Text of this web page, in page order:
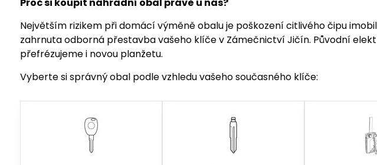
Největším rizikem při domácí výměně obalu je poškození citlivého čipu
zahrnuta odborná přestavba vašeho klíče v Zámečnictví Jičín. Původní
přefrézujeme i novou planžetu.
Vyberte si správný obal podle vzhledu vašeho současného klíče: